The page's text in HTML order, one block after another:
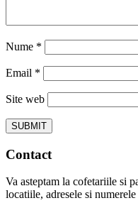
Nume *
Email *
Site web
Contact
Va asteptam la cofetariile si
locatiile, adresele si